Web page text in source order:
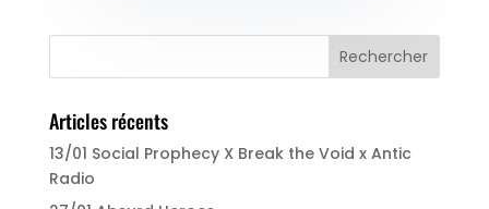
Articles récents
13/01 Social Prophecy X Break the Void x Antic
Radio